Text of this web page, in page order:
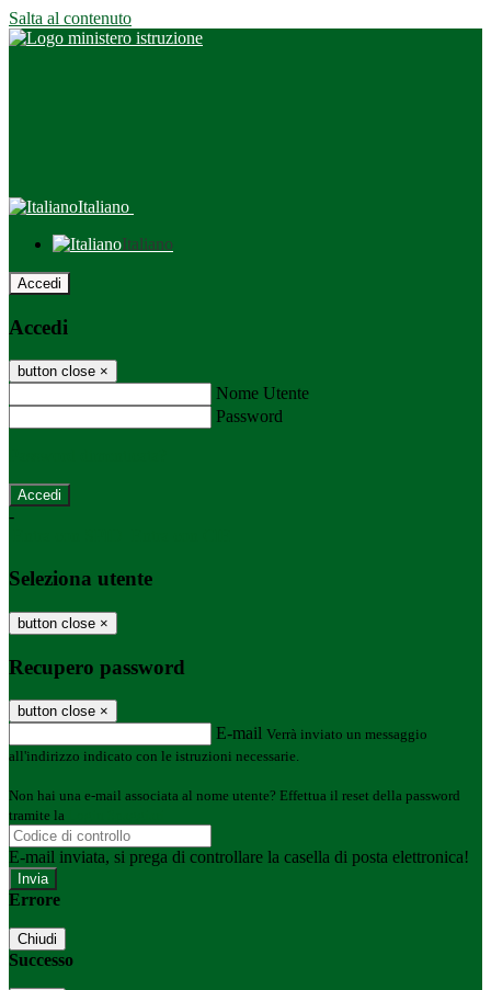
Salta al contenuto
Italiano
Italiano
Accedi
Accedi
button close ×
Nome Utente
Password
-
Seleziona utente
button close ×
Recupero password
button close ×
E-mail Verrà inviato un messaggio
all'indirizzo indicato con le istruzioni necessarie.
Non hai una e-mail associata al nome utente? Effettua il reset della password
tramite la
E-mail inviata, si prega di controllare la casella di posta elettronica!
Errore
Chiudi
Successo